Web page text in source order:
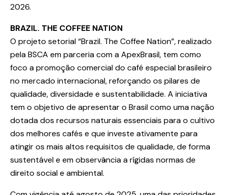
2026.
BRAZIL. THE COFFEE NATION
O projeto setorial “Brazil. The Coffee Nation”, realizado
pela BSCA em parceria com a ApexBrasil, tem como
foco a promoção comercial do café especial brasileiro
no mercado internacional, reforçando os pilares de
qualidade, diversidade e sustentabilidade. A iniciativa
tem o objetivo de apresentar o Brasil como uma nação
dotada dos recursos naturais essenciais para o cultivo
dos melhores cafés e que investe ativamente para
atingir os mais altos requisitos de qualidade, de forma
sustentável e em observância a rígidas normas de
direito social e ambiental.